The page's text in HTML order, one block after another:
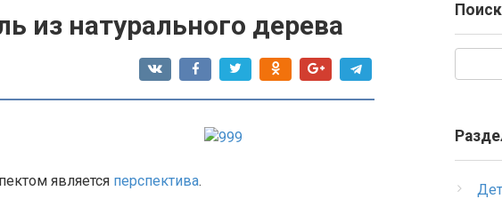
из натурального дерева
является перспектива.
Поиск